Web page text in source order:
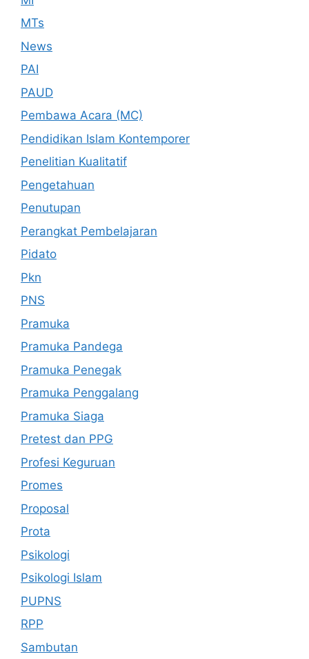
MTs
News
PAI
PAUD
Pembawa Acara (MC)
Pendidikan Islam Kontemporer
Penelitian Kualitatif
Pengetahuan
Penutupan
Perangkat Pembelajaran
Pidato
Pkn
PNS
Pramuka
Pramuka Pandega
Pramuka Penegak
Pramuka Penggalang
Pramuka Siaga
Pretest dan PPG
Profesi Keguruan
Promes
Proposal
Prota
Psikologi
Psikologi Islam
PUPNS
RPP
Sambutan